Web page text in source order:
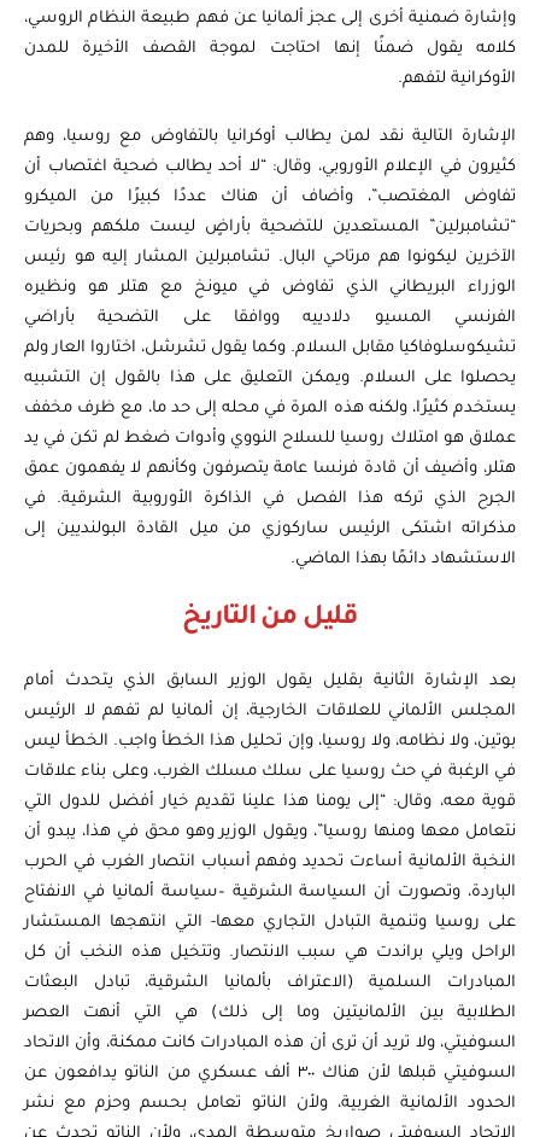
وإشارة ضمنية أخرى إلى عجز ألمانيا عن فهم طبيعة النظام الروسي،
كلامه يقول ضمنًا إنها احتاجت لموجة القصف الأخيرة للمدن
الأوكرانية لتفهم.
الإشارة التالية نقد لمن يطالب أوكرانيا بالتفاوض مع روسيا، وهم
كثيرون في الإعلام الأوروبي، وقال: “لا أحد يطالب ضحية اغتصاب أن
تفاوض المغتصب”، وأضاف أن هناك عددًا كبيرًا من الميكرو
“تشامبرلين” المستعدين للتضحية بأراضٍ ليست ملكهم وبحريات
الآخرين ليكونوا هم مرتاحي البال. تشامبرلين المشار إليه هو رئيس
الوزراء البريطاني الذي تفاوض في ميونخ مع هتلر هو ونظيره
الفرنسي المسيو دلادييه ووافقا على التضحية بأراضي
تشيكوسلوفاكيا مقابل السلام. وكما يقول تشرشل، اختاروا العار ولم
يحصلوا على السلام. ويمكن التعليق على هذا بالقول إن التشبيه
يستخدم كثيرًا، ولكنه هذه المرة في محله إلى حد ما، مع ظرف مخفف
عملاق هو امتلاك روسيا للسلاح النووي وأدوات ضغط لم تكن في يد
هتلر، وأضيف أن قادة فرنسا عامة يتصرفون وكأنهم لا يفهمون عمق
الجرح الذي تركه هذا الفصل في الذاكرة الأوروبية الشرقية. في
مذكراته اشتكى الرئيس ساركوزي من ميل القادة البولنديين إلى
الاستشهاد دائمًا بهذا الماضي.
قليل من التاريخ
بعد الإشارة الثانية بقليل يقول الوزير السابق الذي يتحدث أمام
المجلس الألماني للعلاقات الخارجية، إن ألمانيا لم تفهم لا الرئيس
بوتين، ولا نظامه، ولا روسيا، وإن تحليل هذا الخطأ واجب. الخطأ ليس
في الرغبة في حث روسيا على سلك مسلك الغرب، وعلى بناء علاقات
قوية معه، وقال: “إلى يومنا هذا علينا تقديم خيار أفضل للدول التي
نتعامل معها ومنها روسيا”، ويقول الوزير وهو محق في هذا، يبدو أن
النخبة الألمانية أساءت تحديد وفهم أسباب انتصار الغرب في الحرب
الباردة، وتصورت أن السياسة الشرقية –سياسة ألمانيا في الانفتاح
على روسيا وتنمية التبادل التجاري معها- التي انتهجها المستشار
الراحل ويلي براندت هي سبب الانتصار. وتتخيل هذه النخب أن كل
المبادرات السلمية (الاعتراف بألمانيا الشرقية، تبادل البعثات
الطلابية بين الألمانيتين وما إلى ذلك) هي التي أنهت العصر
السوفيتي، ولا تريد أن ترى أن هذه المبادرات كانت ممكنة، وأن الاتحاد
السوفيتي قبلها لأن هناك ٣٠٠ ألف عسكري من الناتو يدافعون عن
الحدود الألمانية الغربية، ولأن الناتو تعامل بحسم وحزم مع نشر